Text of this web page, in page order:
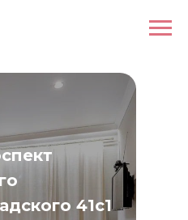
41с1